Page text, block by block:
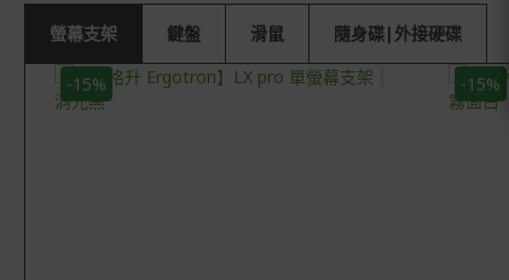
螢幕支架 鍵盤 滑鼠 隨身碟|外接硬碟
-15% -15%